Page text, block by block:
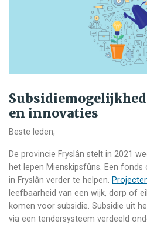
en innovaties
Beste leden,
De provincie Fryslân stelt in 2021
het Iepen Mienskipsfûns. Een
in Fryslân verder te helpen.
leefbaarheid van een wijk, dorp of
komen voor subsidie. Subsidie uit
via een tendersysteem verdeeld